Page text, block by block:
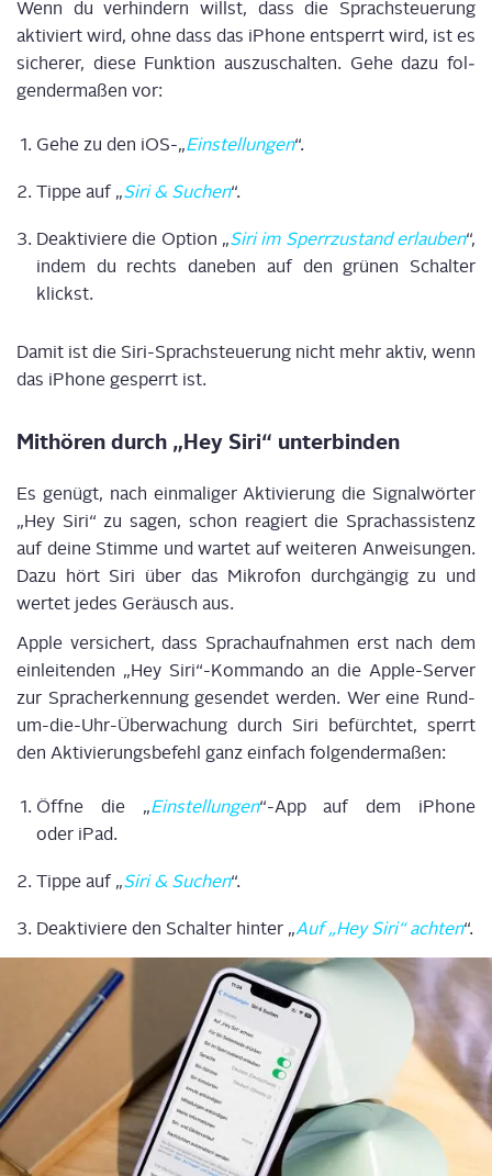
Wenn du ver­hin­dern willst, dass die Sprach­steue­rung
akti­viert wird, ohne dass das iPho­ne ent­sperrt wird, ist es
siche­rer, die­se Funk­ti­on aus­zu­schal­ten. Gehe dazu fol­
gen­der­ma­ßen vor:
Gehe zu den iOS-„Ein­stel­lun­gen“.
Tip­pe auf „Siri & Suchen“.
Deak­ti­vie­re die Opti­on „Siri im Sperr­zu­stand erlau­ben“,
indem du rechts dane­ben auf den grü­nen Schal­ter
klickst.
Damit ist die Siri-Sprach­steue­rung nicht mehr aktiv, wenn
das iPho­ne gesperrt ist.
Mit­hö­ren durch „Hey Siri“ unterbinden
Es genügt, nach ein­ma­li­ger Akti­vie­rung die Signal­wör­ter
„Hey Siri“ zu sagen, schon reagiert die Sprach­as­sis­tenz
auf dei­ne Stim­me und war­tet auf wei­te­ren Anwei­sun­gen.
Dazu hört Siri über das Mikro­fon durch­gän­gig zu und
wer­tet jedes Geräusch aus.
Apple ver­si­chert, dass Sprach­auf­nah­men erst nach dem
ein­lei­ten­den „Hey Siri“-Kommando an die Apple-Ser­ver
zur Sprach­er­ken­nung gesen­det wer­den. Wer eine Rund-
um-die-Uhr-Über­wa­chung durch Siri befürch­tet, sperrt
den Akti­vie­rungs­be­fehl ganz ein­fach folgendermaßen:
Öff­ne die „Ein­stel­lun­gen“-App auf dem iPho­ne
oder iPad.
Tip­pe auf „Siri & Suchen“.
Deak­ti­vie­re den Schal­ter hin­ter „Auf „Hey Siri“ ach­ten“.